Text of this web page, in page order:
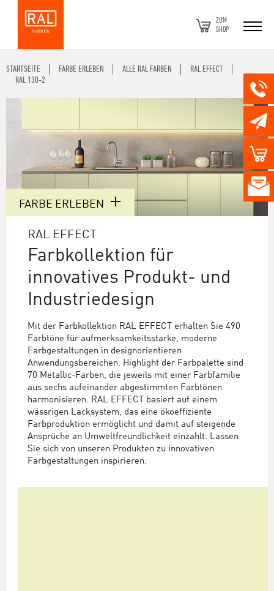
ZUM
SHOP
STARTSEITE FARBE ERLEBEN ALLE RAL FARBEN
RAL EFFECT
RAL 130-2
FARBE ERLEBEN
RAL EFFECT
Farbkollektion für
innovatives Produkt- und
Industriedesign
Mit der Farbkollektion RAL EFFECT erhalten Sie 490
Farbtöne für aufmerksamkeitsstarke, moderne
Farbgestaltungen in designorientieren
Anwendungsbereichen. Highlight der Farbpalette sind
70 Metallic-Farben, die jeweils mit einer Farbfamilie
aus sechs aufeinander abgestimmten Farbtönen
harmonisieren. RAL EFFECT basiert auf einem
wässrigen Lacksystem, das eine ökoeffiziente
Farbproduktion ermöglicht und damit auf steigende
Ansprüche an Umweltfreundlichkeit einzahlt. Lassen
Sie sich von unseren Produkten zu innovativen
Farbgestaltungen inspirieren.